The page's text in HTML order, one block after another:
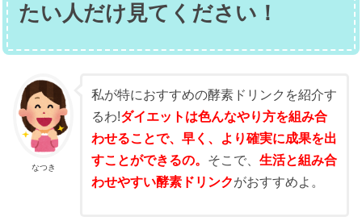
たい人だけ見てください！
なつき
私が特におすすめの酵素ドリンクを紹介す
るわ!ダイエットは色んなやり方を組み合
わせることで、早く、より確実に成果を出
すことができるの。 そこで、 生活と組み合
わせやすい酵素ドリンクがおすすめよ。